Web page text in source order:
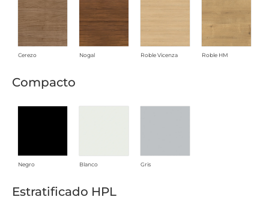
Cerezo Nogal Roble Vicenza Roble HM
Compacto
Negro Blanco Gris
Estratificado HPL